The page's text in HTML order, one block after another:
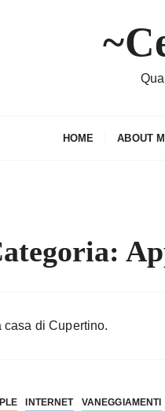
HOME ABOUT
casa di Cupertino.
INTERNET VANEGGIAMENTI